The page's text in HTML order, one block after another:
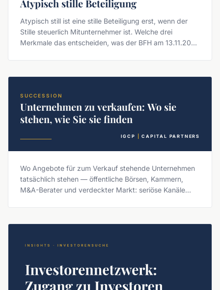
Atypisch stille Beteiligung
Atypisch still ist eine stille Beteiligung erst, wenn der
Stille steuerlich Mitunternehmer ist. Welche drei
Merkmale das entscheiden, was der BFH am 13.11.2025
SUCCESSION
Unternehmen zu verkaufen: Wo sie
stehen, wie Sie sie finden
IGCP CAPITAL PARTNERS
Wo Angebote für zum Verkauf stehende Unternehmen
tatsächlich stehen — öffentliche Börsen, Kammern,
M&A-Berater und verdeckter Markt: seriöse Kanäle